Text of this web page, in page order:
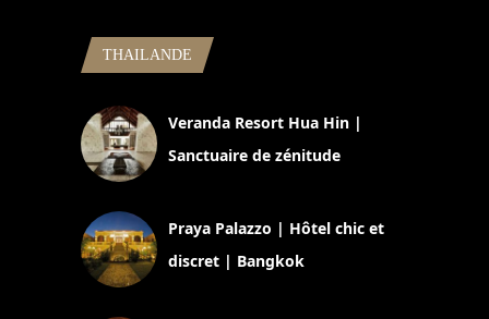
THAILANDE
Veranda Resort Hua Hin |
Sanctuaire de zénitude
Praya Palazzo | Hôtel chic et
discret | Bangkok